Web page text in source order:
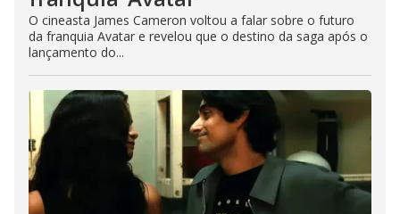
O cineasta James Cameron voltou a falar sobre o futuro
da franquia Avatar e revelou que o destino da saga após o
lançamento do...